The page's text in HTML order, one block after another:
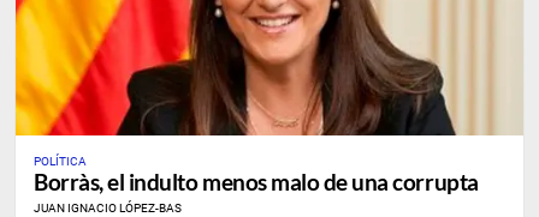
POLÍTICA
Borràs, el indulto menos malo de una corrupta
JUAN IGNACIO LÓPEZ-BAS